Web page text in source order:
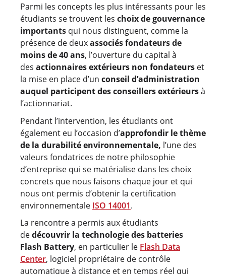
Parmi les concepts les plus intéressants pour les
étudiants se trouvent les choix de gouvernance
importants qui nous distinguent, comme la
présence de deuxassociés fondateurs de
moins de 40 ans, l’ouverture du capital à
des actionnaires extérieurs non fondateurs et
la mise en place d’un conseil d’administration
auquel participent des conseillers extérieursà
l’actionnariat.
Pendant l’intervention, les étudiants ont
également eu l’occasion d’approfondir le thème
de la durabilité environnementale, l’une des
valeurs fondatrices de notre philosophie
d’entreprise qui se matérialise dans les choix
concrets que nous faisons chaque jour et qui
nous ont permis d’obtenir la certification
environnementale ISO 14001.
La rencontre a permis aux étudiants
dedécouvrir la technologie des batteries
Flash Battery, en particulier le Flash Data
Center, logiciel propriétaire de contrôle
automatique à distance et en temps réel qui